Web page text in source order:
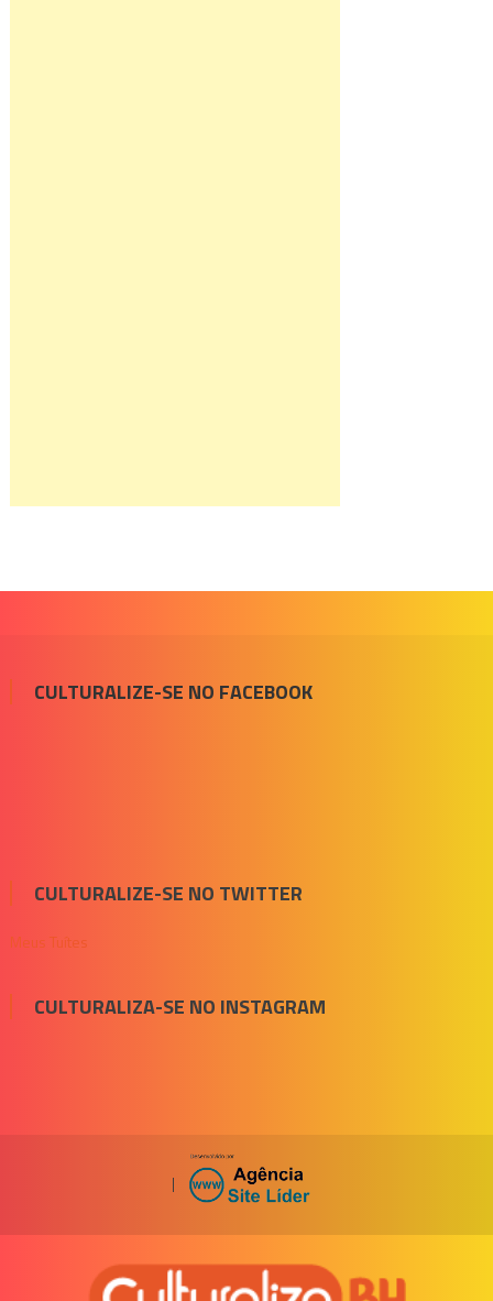
CULTURALIZE-SE NO FACEBOOK
CULTURALIZE-SE NO TWITTER
Meus Tuítes
CULTURALIZA-SE NO INSTAGRAM
|